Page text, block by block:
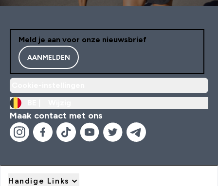
Meld je aan voor onze nieuwsbrief
AANMELDEN
Maak contact met ons
Handige Links